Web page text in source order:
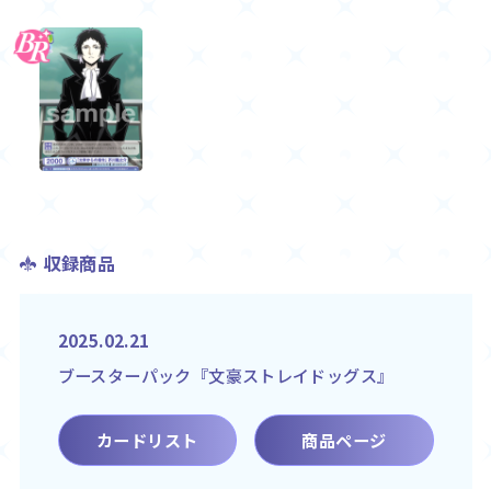
収録商品
2025.02.21
ブースターパック『文豪ストレイドッグス』
カードリスト 商品ページ